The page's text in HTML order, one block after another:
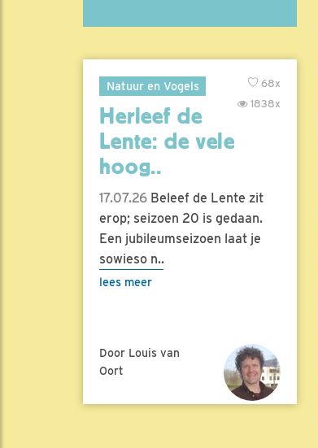
Natuur en Vogels
68x
1838x
Herleef de
Lente: de vele
hoog..
17.07.26 Beleef de Lente zit
erop; seizoen 20 is gedaan.
Een jubileumseizoen laat je
sowieso n..
lees meer
Door Louis van
Oort